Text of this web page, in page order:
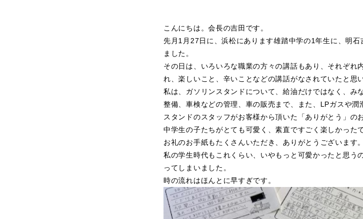
こんにちは。会長の吉田です。
先月1月27日に、浜松にあります雄踏中学の1年生に、明
ました。
その日は、いろいろな職業の方々の講話もあり、それぞれ
れ、楽しいこと、辛いことなどの講話がなされていたと思い
私は、ガソリンスタンドについて、給油だけではなく、み
整備、車検などの管理、車の販売まで、また、LPガスや潤
スタンドのスタッフがお客様から頂いた「ありがとう」の
中学生の子たちがとても可愛く、素直ですごく楽しかったで
お礼のお手紙もたくさんいただき、ありがとうございます。
私の学生時代もこれくらい、いやもっと可愛かったと思う
ってしまいました。
時の流れはほんとに早すぎです。